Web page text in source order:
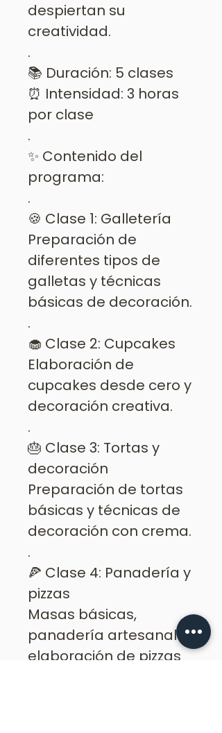
despiertan su
creatividad.
.
📚 Duración: 5 clases
⏰ Intensidad: 3 horas
por clase
.
✨ Contenido del
programa:
.
🍪 Clase 1: Galletería
Preparación de
diferentes tipos de
galletas y técnicas
básicas de decoración.
.
🧁 Clase 2: Cupcakes
Elaboración de
cupcakes desde cero y
decoración creativa.
.
🎂 Clase 3: Tortas y
decoración
Preparación de tortas
básicas y técnicas de
decoración con crema.
.
🍕 Clase 4: Panadería y
pizzas
Masas básicas,
panadería artesanal y
elaboración de pizzas